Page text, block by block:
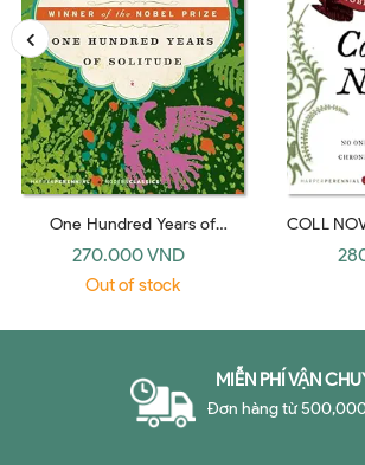
One Hundred Years of
Solitude: A Novel (Harper
Perennial Modern Classics)
270.000 VND
Out of stock
COLL
No One
MIỄN PHÍ VẬN
Đơn hàng từ